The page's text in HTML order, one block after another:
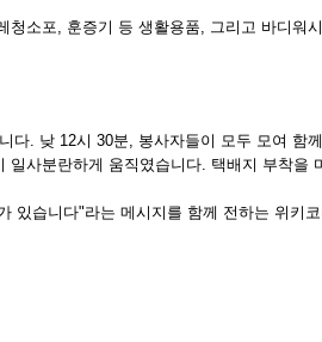
소포, 훈증기 등 생활용품, 그리고 바디워
다. 낮 12시 30분, 봉사자들이 모두 모여
사분란하게 움직였습니다. 택배지 부착
있습니다"라는 메시지를 함께 전하는 위